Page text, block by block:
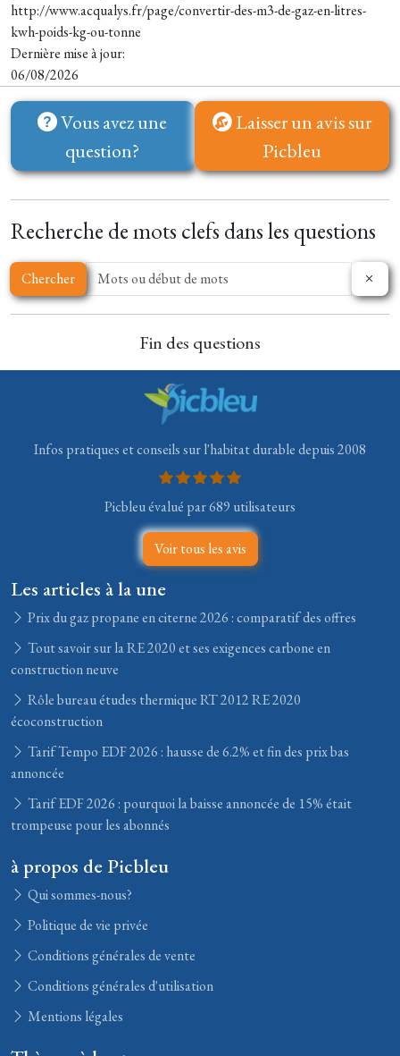
http://www.acqualys.fr/page/convertir-des-m3-de-gaz-en-litres-
kwh-poids-kg-ou-tonne
Dernière mise à jour:
06/08/2026
Vous avez une
question?
Laisser un avis sur
Picbleu
Recherche de mots clefs dans les questions
Chercher
Fin des questions
Infos pratiques et conseils sur l'habitat durable depuis 2008
Picbleu évalué par 689 utilisateurs
Voir tous les avis
Les articles à la une
Prix du gaz propane en citerne 2026 : comparatif des offres
Tout savoir sur la RE 2020 et ses exigences carbone en
construction neuve
Rôle bureau études thermique RT 2012 RE 2020
écoconstruction
Tarif Tempo EDF 2026 : hausse de 6.2% et fin des prix bas
annoncée
Tarif EDF 2026 : pourquoi la baisse annoncée de 15% était
trompeuse pour les abonnés
à propos de Picbleu
Qui sommes-nous?
Politique de vie privée
Conditions générales de vente
Conditions générales d'utilisation
Mentions légales